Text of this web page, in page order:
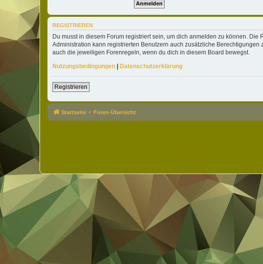
REGISTRIEREN
Du musst in diesem Forum registriert sein, um dich anmelden zu können.
Administration kann registrierten Benutzern auch zusätzliche
auch die jeweiligen Forenregeln, wenn du dich in diesem Board bewegst.
Nutzungsbedingungen
Datenschutzerklärung
Registrieren
Startseite Foren-Übersicht